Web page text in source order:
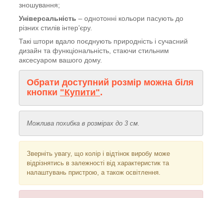
зношування;
Універсальність – однотонні кольори пасують до
різних стилів інтер’єру.
Такі штори вдало поєднують природність і сучасний
дизайн та функціональність, стаючи стильним
аксесуаром вашого дому.
Обрати доступний розмір можна біля
кнопки "Купити".
Можлива похибка в розмірах до 3 см.
Зверніть увагу, що колір і відтінок виробу може
відрізнятись в залежності від характеристик та
налаштувань пристрою, а також освітлення.